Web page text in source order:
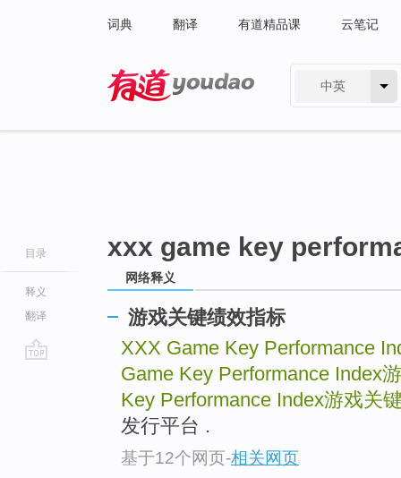
词典 翻译 有道精品课 云笔记
中英
目录
释义
翻译
xxx game key
网络释义
游戏关键绩效指标
XXX Game Key Performance
Game Key Performance Index
Key Performance Index游戏关
发行平台 .
基于12个网页-相关网页